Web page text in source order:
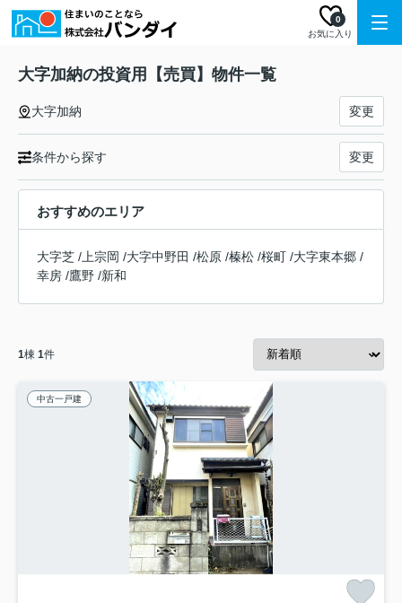
お気に入り
0
大字加納の投資用【売買】物件一覧
大字加納 変更
条件から探す 変更
おすすめのエリア
大字芝 / 上宗岡 /大字中野田 /松原 /榛松 /桜町 /大字東本郷 /
幸房 /鷹野 /新和
1棟 1件
中古一戸建